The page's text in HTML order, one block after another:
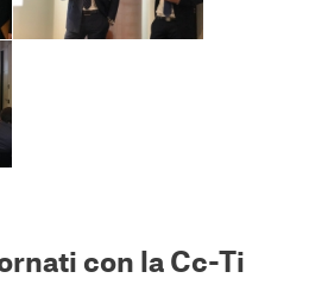
con la Cc-Ti